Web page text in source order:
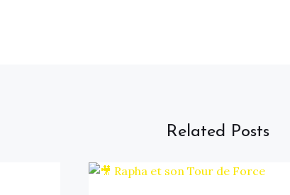
Related Posts